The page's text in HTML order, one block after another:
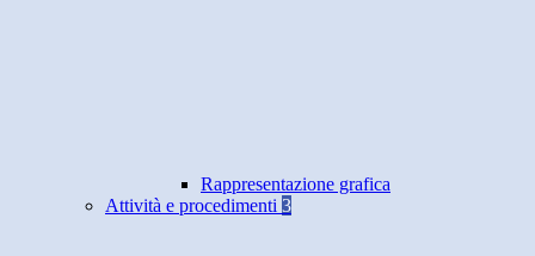
Rappresentazione grafica
Attività e procedimenti 3